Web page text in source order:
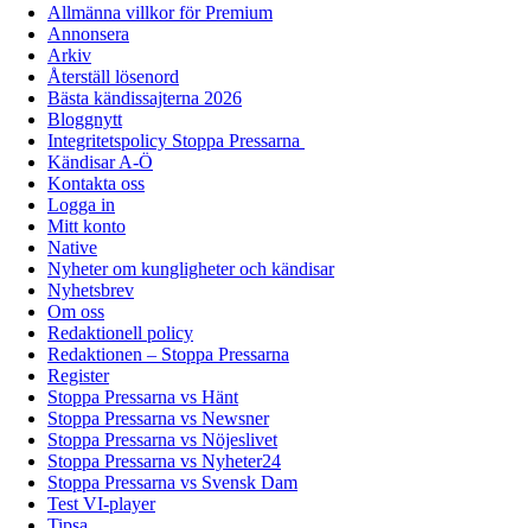
Allmänna villkor för Premium
Annonsera
Arkiv
Återställ lösenord
Bästa kändissajterna 2026
Bloggnytt
Integritetspolicy Stoppa Pressarna
Kändisar A-Ö
Kontakta oss
Logga in
Mitt konto
Native
Nyheter om kungligheter och kändisar
Nyhetsbrev
Om oss
Redaktionell policy
Redaktionen – Stoppa Pressarna
Register
Stoppa Pressarna vs Hänt
Stoppa Pressarna vs Newsner
Stoppa Pressarna vs Nöjeslivet
Stoppa Pressarna vs Nyheter24
Stoppa Pressarna vs Svensk Dam
Test VI-player